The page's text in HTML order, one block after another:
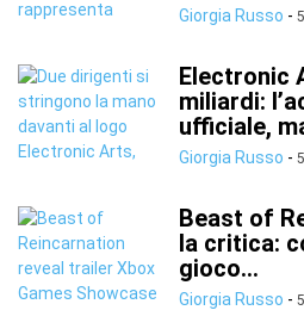
Giorgia Russo -
Electronic
miliardi:
ufficiale,
Giorgia Russo -
Beast of
la critica:
gioco...
Giorgia Russo -